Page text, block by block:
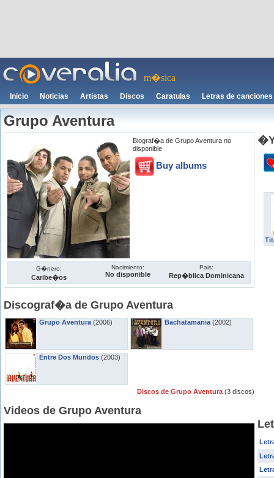
m�sica
Inicio Noticias Artistas Discos Caratulas Letras de canciones
Grupo Aventura
Biograf�a de Grupo Aventura no
disponible
Buy albums
G�nero:
Caribe�os
Nacimiento:
No disponible
Pais:
Rep�blica Dominicana
Discograf�a de Grupo Aventura
Grupo Aventura (2006)
Entre Dos Mundos (2003)
Bachatamania (2002)
Discos de Grupo Aventura (3 discos)
Videos de Grupo Aventura